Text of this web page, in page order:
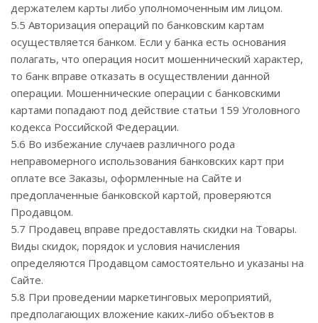
держателем карты либо уполномоченным им лицом.
5.5 Авторизация операций по банковским картам
осуществляется банком. Если у банка есть основания
полагать, что операция носит мошеннический характер,
то банк вправе отказать в осуществлении данной
операции. Мошеннические операции с банковскими
картами попадают под действие статьи 159 Уголовного
кодекса Российской Федерации.
5.6 Во избежание случаев различного рода
неправомерного использования банковских карт при
оплате все Заказы, оформленные на Сайте и
предоплаченные банковской картой, проверяются
Продавцом.
5.7 Продавец вправе предоставлять скидки на Товары.
Виды скидок, порядок и условия начисления
определяются Продавцом самостоятельно и указаны на
Сайте.
5.8 При проведении маркетинговых мероприятий,
предполагающих вложение каких-либо объектов в